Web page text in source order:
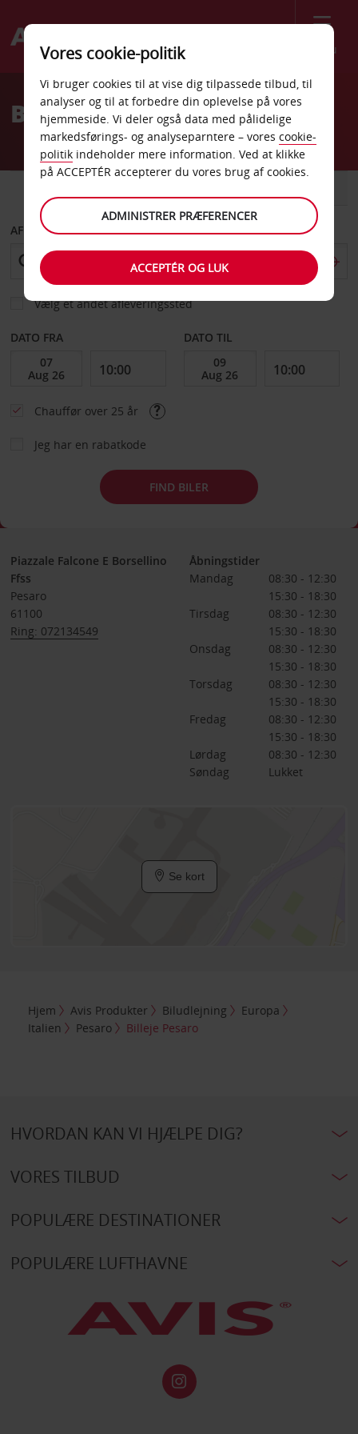
Menu
Welcome
AvisBilleje Pesaro
AFHENT FRA
Vælg et andet afleveringssted
DATO FRA DATO TIL
Chauffør over 25 år
Jeg har en rabatkode
FIND BILER
Piazzale Falcone E Borsellino
Ffss
Pesaro
61100
Ring: 072134549
Åbningstider
Mandag
08:30 - 12:30
15:30 - 18:30
Tirsdag
08:30 - 12:30
15:30 - 18:30
Onsdag
08:30 - 12:30
15:30 - 18:30
Torsdag
08:30 - 12:30
15:30 - 18:30
Fredag
08:30 - 12:30
15:30 - 18:30
Lørdag
08:30 - 12:30
Søndag
Lukket
Se kort
Hjem Avis Produkter Biludlejning
Europa
Italien
Pesaro Billeje Pesaro
HVORDAN KAN VI HJÆLPE DIG?
VORES TILBUD
POPULÆRE DESTINATIONER
POPULÆRE LUFTHAVNE
Vores cookie-politik
Vi bruger cookies til at vise dig tilpassede tilbud, til
analyser og til at forbedre din oplevelse på vores
hjemmeside. Vi deler også data med pålidelige
markedsførings- og analyseparntere – vores cookie-
politik indeholder mere information. Ved at klikke
på ACCEPTÉR accepterer du vores brug af cookies.
ADMINISTRER PRÆFERENCER
ACCEPTÉR OG LUK